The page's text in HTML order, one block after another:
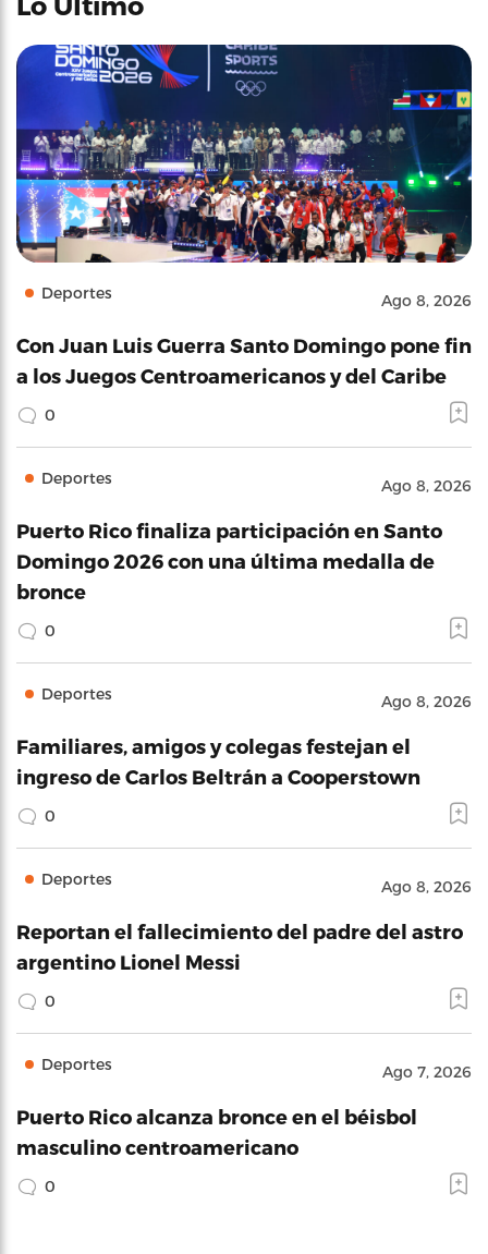
Deportes Ago 8, 2026
Con Juan Luis Guerra Santo Domingo pone fin
a los Juegos Centroamericanos y del Caribe
0
Deportes Ago 8, 2026
Puerto Rico finaliza participación en Santo
Domingo 2026 con una última medalla de
bronce
0
Deportes Ago 8, 2026
Familiares, amigos y colegas festejan el
ingreso de Carlos Beltrán a Cooperstown
0
Deportes Ago 8, 2026
Reportan el fallecimiento del padre del astro
argentino Lionel Messi
0
Deportes Ago 7, 2026
Puerto Rico alcanza bronce en el béisbol
masculino centroamericano
0